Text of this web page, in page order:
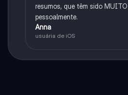
resumos, que têm sido
pessoalmente.
Anna
usuária de iOS